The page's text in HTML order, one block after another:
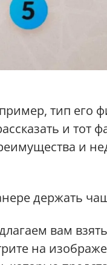
тип его
и тот
и
держать
вам
на